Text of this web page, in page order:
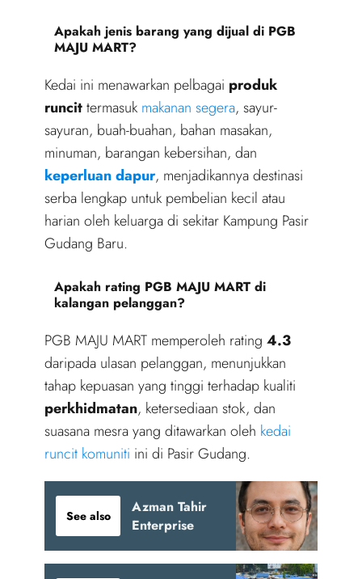
Apakah jenis barang yang dijual di PGB
MAJU MART?
Kedai ini menawarkan pelbagai produk
runcittermasuk makanan segera, sayur-
sayuran, buah-buahan, bahan masakan,
minuman, barangan kebersihan, dan
keperluan dapur, menjadikannya destinasi
serba lengkap untuk pembelian kecil atau
harian oleh keluarga di sekitar Kampung Pasir
Gudang Baru.
Apakah rating PGB MAJU MART di
kalangan pelanggan?
PGB MAJU MART memperoleh rating 4.3
daripada ulasan pelanggan, menunjukkan
tahap kepuasan yang tinggi terhadap kualiti
perkhidmatan, ketersediaan stok, dan
suasana mesra yang ditawarkan oleh kedai
runcit komuniti ini di Pasir Gudang.
See also
Azman Tahir
Enterprise